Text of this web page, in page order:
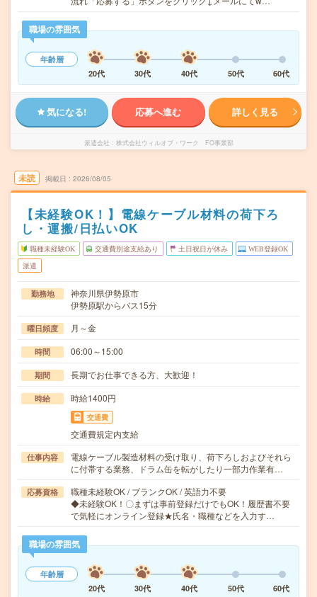
職場の雰囲気
年齢層
20代
30代 40代 50代 60代
気になる! 応募へ進む 詳しく見る
派遣会社 株式会社ウィルオブ・ワーク FO事業部
未読 掲載日 2026/08/05
【未経験OK！】電線ケーブル材料の荷下ろ
し・運搬/日払いOK
職種未経験OK 交通費別途支給あり 土日祝日が休み WEB登録OK
派遣
勤務地
神奈川県伊勢原市
伊勢原駅からバス15分
曜日頻度 月～金
時間 06:00～15:00
期間 長期でお仕事できる方、大歓迎！
時給 時給1400円
交通費
交通費規定内支給
仕事内容
電線ケーブル製造材料の受け取り、荷下ろしおよびそれら
に付帯する業務、ドラム缶を転がしたり一部力作業有…
応募資格
職種未経験OK / ブランクOK / 英語力不要
◆未経験OK！〇まずは事前登録だけでもOK！履歴書不要
で気軽にオンライン登録★氏名・職種などを入力す…
職場の雰囲気
年齢層
20代
30代 40代 50代 60代